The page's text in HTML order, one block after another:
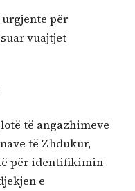
urgjente për
vuajtjet
të angazhimeve
të Zhdukur,
për identifikimin
e